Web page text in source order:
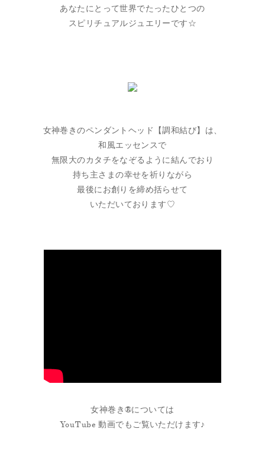
あなたにとって世界でたったひとつの
スピリチュアルジュエリーです☆
女神巻きのペンダントヘッド【調和結び】は、
和風エッセンスで
無限大のカタチをなぞるように結んでおり
持ち主さまの幸せを祈りながら
最後にお創りを締め括らせて
いただいております♡
女神巻き®については
YouTube 動画でもご覧いただけます♪